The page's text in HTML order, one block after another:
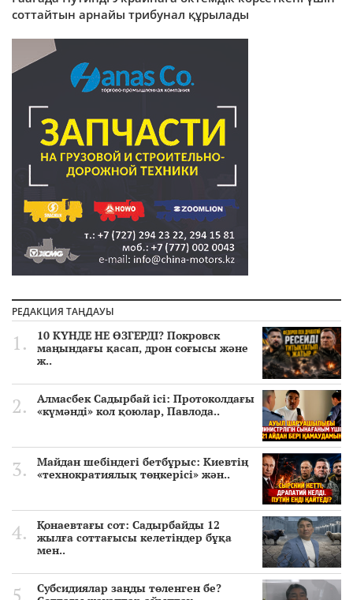
соттайтын арнайы трибунал құрылады
РЕДАКЦИЯ ТАҢДАУЫ
10 КҮНДЕ НЕ ӨЗГЕРДІ? Покровск
маңындағы қасап, дрон соғысы және
ж..
Алмасбек Садырбай ісі: Протоколдағы
«күмәнді» кол қоюлар, Павлода..
Майдан шебіндегі бетбұрыс: Киевтің
«технократиялық төңкерісі» жән..
Қонаевтағы сот: Садырбайды 12
жылға соттағысы келетіндер бұқа
мен..
Субсидиялар заңды төленген бе?